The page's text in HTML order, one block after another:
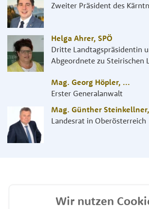
Zweiter Präsident des
Helga Ahrer, SPÖ
Dritte Landtagspräsidentin
Abgeordnete zu Steirischen
Mag. Georg Höpler, ...
Erster Generalanwalt
Mag. Günther Steinkellner,
Landesrat in Oberösterreich
Wir nutzen